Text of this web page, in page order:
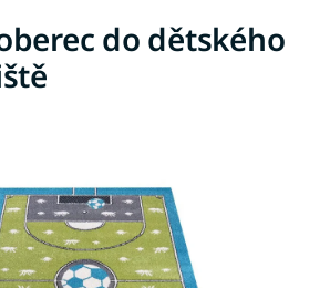
do dětského